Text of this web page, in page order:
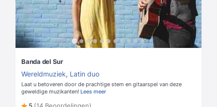
Banda del Sur
Wereldmuziek, Latin duo
Laat u betoveren door de prachtige stem en gitaarspel van deze
geweldige muzikanten! Lees meer